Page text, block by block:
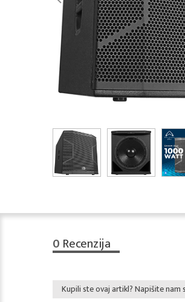
0 Recenzija
Kupili ste ovaj artikl? Napišite nam